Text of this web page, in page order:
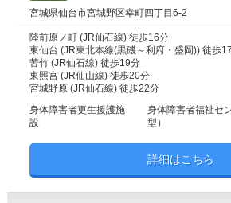
宮城県仙台市宮城野区幸町四丁目6-2
陸前原ノ町 (JR仙石線) 徒歩16分
東仙台 (JR東北本線(黒磯～利府・盛岡)) 徒歩
苦竹 (JR仙石線) 徒歩19分
東照宮 (JR仙山線) 徒歩20分
宮城野原 (JR仙石線) 徒歩22分
身体障害者更生援護施
設
身体障害者福祉セ
型）
詳細はこちら